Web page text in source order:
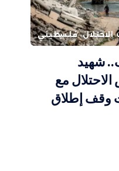
الاحتلال فلسطيني
شهيد
مع
وقف إطلاق